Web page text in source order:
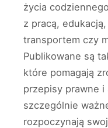
życia
z pracą,
transportem czy
Publikowane są
które pomagają
przepisy prawne
szczególnie
rozpoczynają